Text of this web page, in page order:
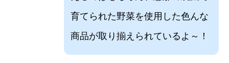
育てられた野菜を使用した色んな
商品が取り揃えられているよ～！